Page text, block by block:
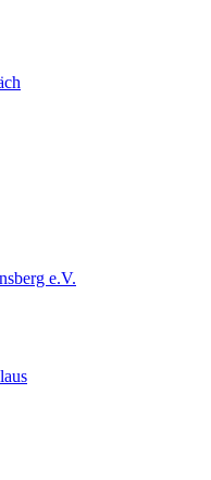
e.V.